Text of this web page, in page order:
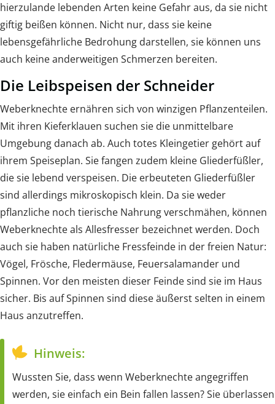
hierzulande lebenden Arten keine Gefahr aus, da sie nicht
giftig beißen können. Nicht nur, dass sie keine
lebensgefährliche Bedrohung darstellen, sie können uns
auch keine anderweitigen Schmerzen bereiten.
Die Leibspeisen der Schneider
Weberknechte ernähren sich von winzigen Pflanzenteilen.
Mit ihren Kieferklauen suchen sie die unmittelbare
Umgebung danach ab. Auch totes Kleingetier gehört auf
ihrem Speiseplan. Sie fangen zudem kleine Gliederfüßler,
die sie lebend verspeisen. Die erbeuteten Gliederfüßler
sind allerdings mikroskopisch klein. Da sie weder
pflanzliche noch tierische Nahrung verschmähen, können
Weberknechte als Allesfresser bezeichnet werden. Doch
auch sie haben natürliche Fressfeinde in der freien Natur:
Vögel, Frösche, Fledermäuse, Feuersalamander und
Spinnen. Vor den meisten dieser Feinde sind sie im Haus
sicher. Bis auf Spinnen sind diese äußerst selten in einem
Haus anzutreffen.
Hinweis:
Wussten Sie, dass wenn Weberknechte angegriffen
werden, sie einfach ein Bein fallen lassen? Sie überlassen